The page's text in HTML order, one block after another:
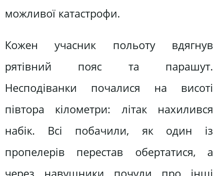
можливої катастрофи.
Кожен учасник польоту вдягнув
рятівний пояс та парашут.
Несподіванки почалися на висоті
півтора кілометри: літак нахилився
набік. Всі побачили, як один із
пропелерів перестав обертатися, а